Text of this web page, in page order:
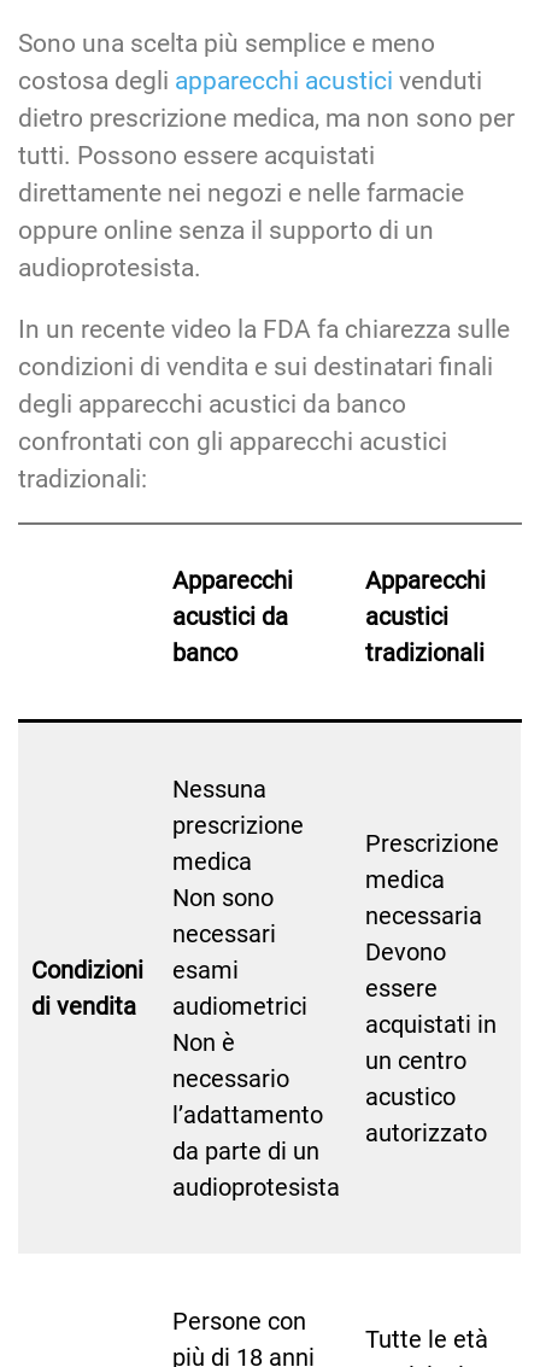
Sono una scelta più semplice e meno
costosa degli apparecchi acustici venduti
dietro prescrizione medica, ma non sono per
tutti. Possono essere acquistati
direttamente nei negozi e nelle farmacie
oppure online senza il supporto di un
audioprotesista.
In un recente video la FDA fa chiarezza sulle
condizioni di vendita e sui destinatari finali
degli apparecchi acustici da banco
confrontati con gli apparecchi acustici
tradizionali:
Apparecchi
acustici da
banco
Apparecchi
acustici
tradizionali
Condizioni
di vendita
Nessuna
prescrizione
medica
Non sono
necessari
esami
audiometrici
Non è
necessario
l’adattamento
da parte di un
audioprotesista
Prescrizione
medica
necessaria
Devono
essere
acquistati in
un centro
acustico
autorizzato
Persone con
più di 18 anni
Tutte le età